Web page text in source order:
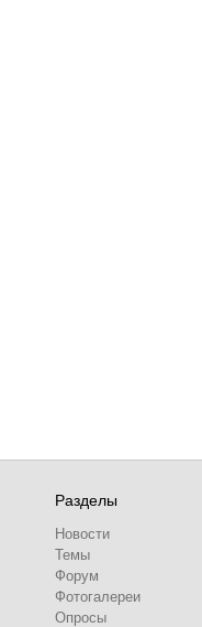
Разделы
Новости
Темы
Форум
Фотогалереи
Опросы